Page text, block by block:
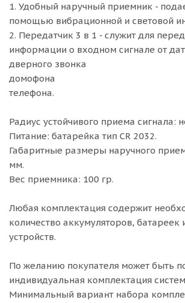
1. Удобный наручный приемник -
помощью вибрационной и световой
2. Передатчик 3 в 1 - служит для
информации о входном сигнале от
дверного звонка
домофона
телефона.
Радиус устойчивого приема сигнала:
Питание: батарейка тип СR 2032.
Габаритные размеры наручного
мм.
Вес приемника: 100 гр.
Любая комплектация содержит
количество аккумуляторов, батареек
устройств.
По желанию покупателя может быть
индивидуальная комплектация
Минимальный вариант набора